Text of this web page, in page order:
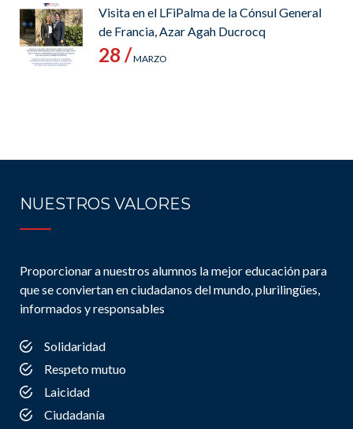
Visita en el LFiPalma de la Cónsul General
de Francia, Azar Agah Ducrocq
28 /MARZO
NUESTROS VALORES
Proporcionar a nuestros alumnos la mejor educación para
que se conviertan en ciudadanos del mundo, plurilingües,
informados y responsables
Solidaridad
Respeto mutuo
Laicidad
Ciudadanía